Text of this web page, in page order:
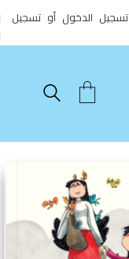
تسجيل الدخول أو تسجيل